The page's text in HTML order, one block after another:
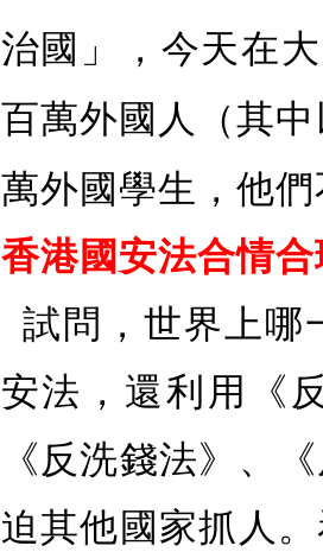
治國」，今天在
百萬外國人（其
萬外國學生，他
香港國安法合情
試問，世界上哪
安法，還利用《
《反洗錢法》、
迫其他國家抓人